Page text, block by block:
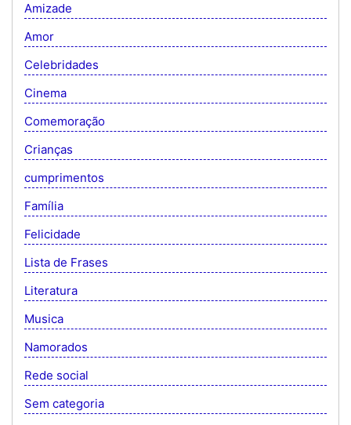
Amizade
Amor
Celebridades
Cinema
Comemoração
Crianças
cumprimentos
Família
Felicidade
Lista de Frases
Literatura
Musica
Namorados
Rede social
Sem categoria